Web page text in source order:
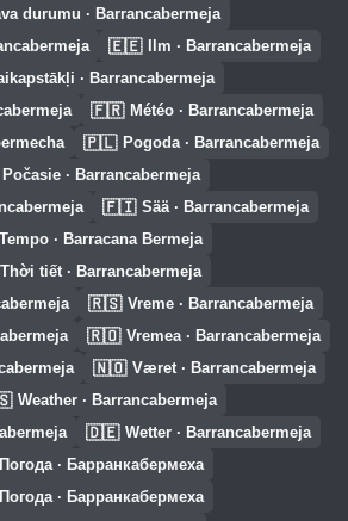
durumu · Barrancabermeja
🇪🇪 Ilm · Barrancabermeja
· Barrancabermeja
🇫🇷 Météo · Barrancabermeja
🇵🇱 Pogoda · Barrancabermeja
Počasie · Barrancabermeja
🇫🇮 Sää · Barrancabermeja
Tempo · Barracana Bermeja
Thời tiết · Barrancabermeja
🇷🇸 Vreme · Barrancabermeja
🇷🇴 Vremea · Barrancabermeja
🇳🇴 Været · Barrancabermeja
Weather · Barrancabermeja
🇩🇪 Wetter · Barrancabermeja
Погода · Барранкабермеха
Погода · Барранкабермеха